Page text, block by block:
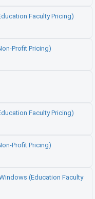
Faculty Pricing)
Profit Pricing)
Faculty Pricing)
Profit Pricing)
(Education Faculty